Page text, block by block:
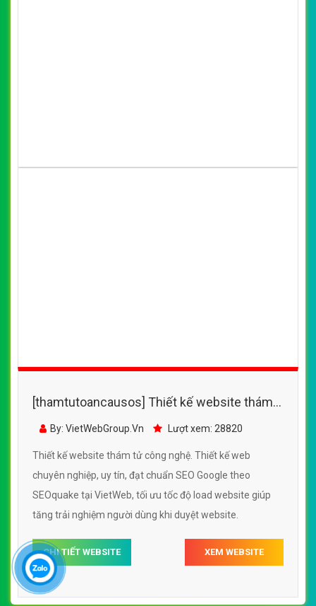
[thamtutoancausos] Thiết kế website thám
tử công nghệ đẹp, chuyên nghiệp chuẩn SEO
By: VietWebGroup.Vn Lượt xem: 28820
Thiết kế website thám tử công nghệ. Thiết kế web
chuyên nghiệp, uy tín, đạt chuẩn SEO Google theo
SEOquake tại VietWeb, tối ưu tốc độ load website giúp
tăng trải nghiệm người dùng khi duyệt website.
CHI TIẾT WEBSITE XEM WEBSITE